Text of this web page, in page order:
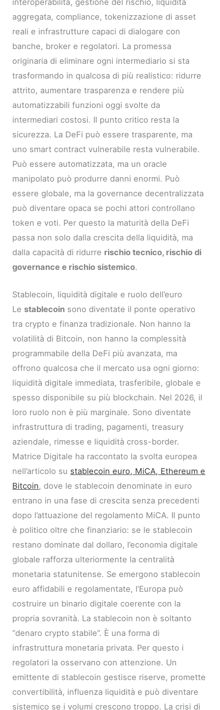
aggregata, compliance, tokenizzazione di asset
reali e infrastrutture capaci di dialogare con
banche, broker e regolatori. La promessa
originaria di eliminare ogni intermediario si sta
trasformando in qualcosa di più realistico: ridurre
attrito, aumentare trasparenza e rendere più
automatizzabili funzioni oggi svolte da
intermediari costosi. Il punto critico resta la
sicurezza. La DeFi può essere trasparente, ma
uno smart contract vulnerabile resta vulnerabile.
Può essere automatizzata, ma un oracle
manipolato può produrre danni enormi. Può
essere globale, ma la governance decentralizzata
può diventare opaca se pochi attori controllano
token e voti. Per questo la maturità della DeFi
passa non solo dalla crescita della liquidità, ma
dalla capacità di ridurre rischio tecnico, rischio di
governance e rischio sistemico.
Stablecoin, liquidità digitale e ruolo dell’euro
Le stablecoin sono diventate il ponte operativo
tra crypto e finanza tradizionale. Non hanno la
volatilità di Bitcoin, non hanno la complessità
programmabile della DeFi più avanzata, ma
offrono qualcosa che il mercato usa ogni giorno:
liquidità digitale immediata, trasferibile, globale e
spesso disponibile su più blockchain. Nel 2026, il
loro ruolo non è più marginale. Sono diventate
infrastruttura di trading, pagamenti, treasury
aziendale, rimesse e liquidità cross-border.
Matrice Digitale ha raccontato la svolta europea
nell’articolo su stablecoin euro, MiCA, Ethereum e
Bitcoin, dove le stablecoin denominate in euro
entrano in una fase di crescita senza precedenti
dopo l’attuazione del regolamento MiCA. Il punto
è politico oltre che finanziario: se le stablecoin
restano dominate dal dollaro, l’economia digitale
globale rafforza ulteriormente la centralità
monetaria statunitense. Se emergono stablecoin
euro affidabili e regolamentate, l’Europa può
costruire un binario digitale coerente con la
propria sovranità. La stablecoin non è soltanto
“denaro crypto stabile”. È una forma di
infrastruttura monetaria privata. Per questo i
regolatori la osservano con attenzione. Un
emittente di stablecoin gestisce riserve, promette
convertibilità, influenza liquidità e può diventare
sistemico se i volumi crescono troppo. La crisi di